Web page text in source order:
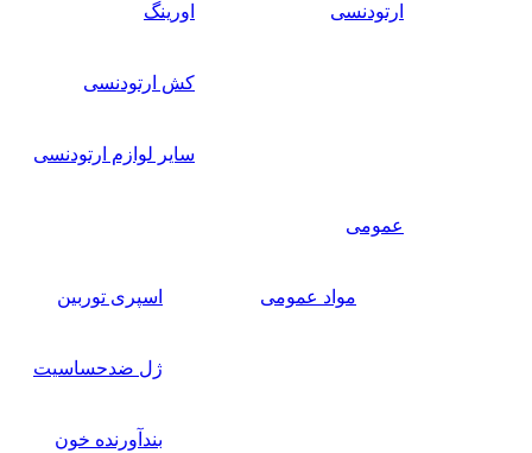
ارتودنسی اورینگ
کش ارتودنسی
سایر لوازم ارتودنسی
عمومی
مواد عمومی اسپری توربین
ژل ضدحساسیت
بندآورنده خون